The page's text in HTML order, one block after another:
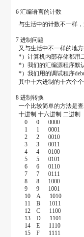
6 汇编语言的计数
与生活中的计数不一样
7 进制问题
又与生活中不一样的地
*）计算机内部存储都用
*）我们的汇编源程序默
*）我们用的调试程序
其中十六进制的十六个
8 进制转换
一个比较简单的方法是查
十进制 十六进制 二进制
0 0 0000
1 1 0001
2 2 0010
3 3 0011
4 4 0100
5 5 0101
6 6 0110
7 7 0111
8 8 1000
9 9 1001
10 A 1010
11 B 1011
12 C 1100
13 D 1101
14 E 1110
15 F 1111